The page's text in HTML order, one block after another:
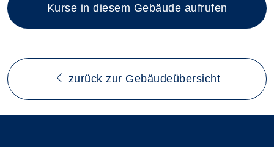
Kurse in diesem Gebäude aufrufen
zurück zur Gebäudeübersicht